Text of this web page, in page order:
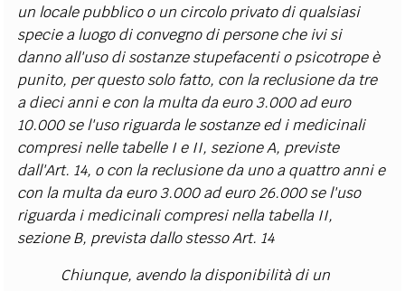
un locale pubblico o un circolo privato di qualsiasi
specie a luogo di convegno di persone che ivi si
danno all'uso di sostanze stupefacenti o psicotrope è
punito, per questo solo fatto, con la reclusione da tre
a dieci anni e con la multa da euro 3.000 ad euro
10.000 se l'uso riguarda le sostanze ed i medicinali
compresi nelle tabelle I e II, sezione A, previste
dall'Art. 14, o con la reclusione da uno a quattro anni e
con la multa da euro 3.000 ad euro 26.000 se l'uso
riguarda i medicinali compresi nella tabella II,
sezione B, prevista dallo stesso Art. 14
Chiunque, avendo la disponibilità di un